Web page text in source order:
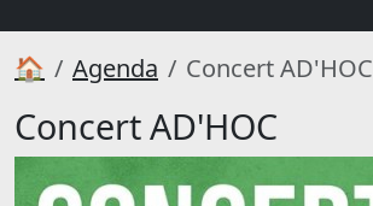
🏠 Agenda Concert AD'HOC
Concert AD'HOC